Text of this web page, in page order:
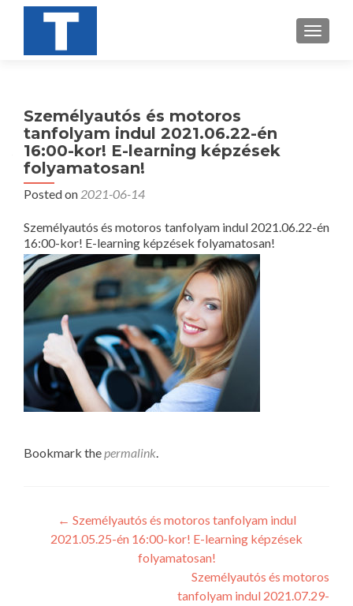
Személyautós és motoros
tanfolyam indul 2021.06.22-én
16:00-kor! E-learning képzések
folyamatosan!
Posted on 2021-06-14
Személyautós és motoros tanfolyam indul 2021.06.22-én
16:00-kor! E-learning képzések folyamatosan!
Bookmark thepermalink.
Post
navigation
← Személyautós és motoros tanfolyam indul
2021.05.25-én 16:00-kor! E-learning képzések
folyamatosan!
Személyautós és motoros
tanfolyam indul 2021.07.29-